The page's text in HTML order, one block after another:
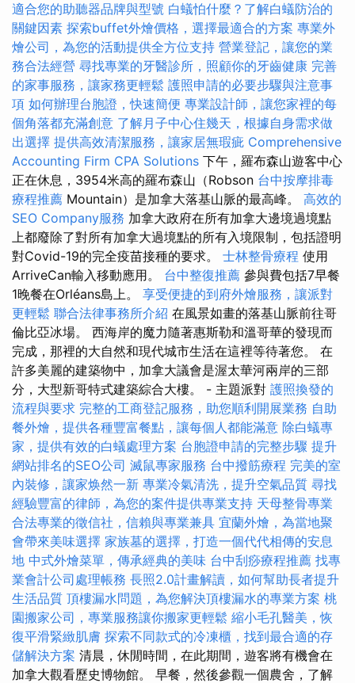
適合您的助聽器品牌與型號 白蟻怕什麼？了解白蟻防治的
關鍵因素 探索buffet外燴價格，選擇最適合的方案 專業外
燴公司，為您的活動提供全方位支持 營業登記，讓您的業
務合法經營 尋找專業的牙醫診所，照顧你的牙齒健康 完善
的家事服務，讓家務更輕鬆 護照申請的必要步驟與注意事
項 如何辦理台胞證，快速簡便 專業設計師，讓您家裡的每
個角落都充滿創意 了解月子中心住幾天，根據自身需求做
出選擇 提供高效清潔服務，讓家居無瑕疵 Comprehensive
Accounting Firm CPA Solutions 下午，羅布森山遊客中心
正在休息，3954米高的羅布森山（Robson 台中按摩排毒
療程推薦 Mountain）是加拿大落基山脈的最高峰。 高效的
SEO Company服務 加拿大政府在所有加拿大邊境過境點
上都廢除了對所有加拿大過境點的所有入境限制，包括證明
對Covid-19的完全疫苗接種的要求。 士林整骨療程 使用
ArriveCan輸入移動應用。 台中整復推薦 參與費包括7早餐
1晚餐在Orléans島上。 享受便捷的到府外燴服務，讓派對
更輕鬆 聯合法律事務所介紹 在風景如畫的落基山脈前往哥
倫比亞冰場。 西海岸的魔力隨著惠斯勒和溫哥華的發現而
完成，那裡的大自然和現代城市生活在這裡等待著您。 在
許多美麗的建築物中，加拿大議會是渥太華河兩岸的三部
分，大型新哥特式建築綜合大樓。 - 主題派對 護照換發的
流程與要求 完整的工商登記服務，助您順利開展業務 自助
餐外燴，提供各種豐富餐點，讓每個人都能滿意 除白蟻專
家，提供有效的白蟻處理方案 台胞證申請的完整步驟 提升
網站排名的SEO公司 滅鼠專家服務 台中撥筋療程 完美的室
內裝修，讓家焕然一新 專業冷氣清洗，提升空氣品質 尋找
經驗豐富的律師，為您的案件提供專業支持 天母整骨專業
合法專業的徵信社，信賴與專業兼具 宜蘭外燴，為當地聚
會帶來美味選擇 家族墓的選擇，打造一個代代相傳的安息
地 中式外燴菜單，傳承經典的美味 台中刮痧療程推薦 找專
業會計公司處理帳務 長照2.0計畫解讀，如何幫助長者提升
生活品質 頂樓漏水問題，為您解決頂樓漏水的專業方案 桃
園搬家公司，專業服務讓你搬家更輕鬆 縮小毛孔醫美，恢
復平滑緊緻肌膚 探索不同款式的冷凍櫃，找到最合適的存
儲解決方案 清晨，休閒時間，在此期間，遊客將有機會在
加拿大觀看歷史博物館。 早餐，然後參觀一個農舍，了解